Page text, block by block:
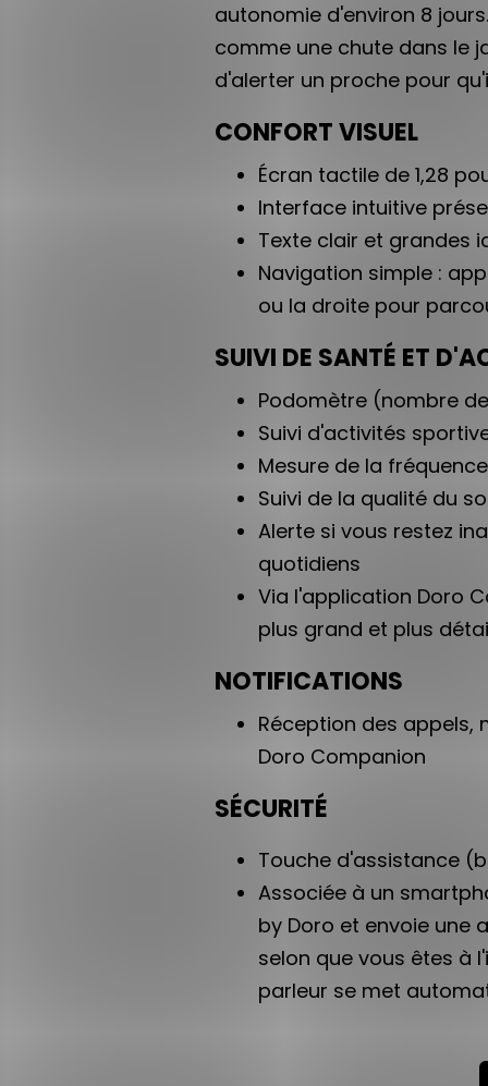
autonomie d'environ 8
comme une chute dans le
d'alerter un proche pour
CONFORT VISUEL
Écran tactile de 1,28
Interface intuitive
Texte clair et grandes
Navigation simple :
ou la droite pour
SUIVI DE SANTÉ ET
Podomètre (nombre
Suivi d'activités
Mesure de la
Suivi de la qualité du
Alerte si vous restez
quotidiens
Via l'application Doro
plus grand et plus
NOTIFICATIONS
Réception des
Doro Companion
SÉCURITÉ
Touche d'assistance
Associée à un
by Doro et envoie une
selon que vous êtes à
parleur se met